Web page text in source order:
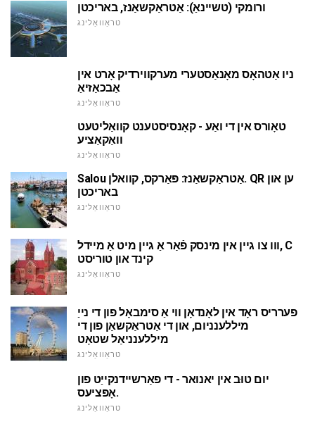
ורומקי (טשיינאַ): אַטראַקשאַנז, באריכטן
טראַוואַלינג
ניו אַטהאָס מאָנאַסטערי מערקווירדיק אָרט אין
אַבכאַזיאַ
טראַוואַלינג
טאָורס אין די ואַע - קאָנסיסטענט קוואַליטעט
וואַקאַציע
טראַוואַלינג
Salou אַטראַקשאַנז: פּאַרקס, קוואלן. QR ען און
באריכטן
טראַוואַלינג
ווו צו גיין אין מינסק פֿאַר אַ גיין מיט אַ מיידל, C
קינד און טוריסט
טראַוואַלינג
פערריס ראָד אין לאָנדאָן ווי אַ סימבאָל פון די נייַ
מיללענניום, און די אַטראַקשאַן פון די
מיללענניאַל שטאָט
טראַוואַלינג
יום טוּב אין יאנואר - די פאַרשיידנקייַט פון
אָפּציעס.
טראַוואַלינג